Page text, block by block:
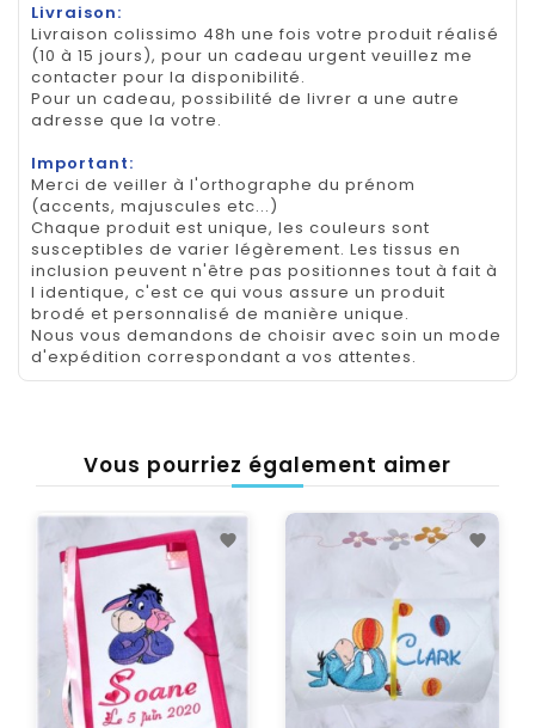
Livraison:
Livraison colissimo 48h une fois votre produit réalisé
(10 à 15 jours), pour un cadeau urgent veuillez me
contacter pour la disponibilité.
Pour un cadeau, possibilité de livrer a une autre
adresse que la votre.
Important:
Merci de veiller à l'orthographe du prénom
(accents, majuscules etc...)
Chaque produit est unique, les couleurs sont
susceptibles de varier légèrement. Les tissus en
inclusion peuvent n'être pas positionnes tout à fait à
l identique, c'est ce qui vous assure un produit
brodé et personnalisé de manière unique.
Nous vous demandons de choisir avec soin un mode
d'expédition correspondant a vos attentes.
Vous pourriez également aimer